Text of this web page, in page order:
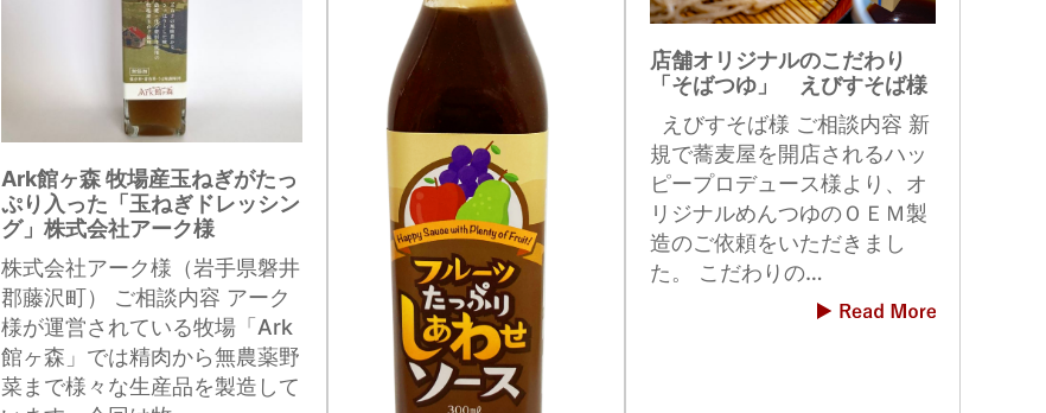
Ark館ヶ森 牧場産玉ねぎがたっ
ぷり入った「玉ねぎドレッシン
グ」株式会社アーク様
株式会社アーク様（岩手県磐井
郡藤沢町） ご相談内容 アーク
様が運営されている牧場「Ark
館ヶ森」では精肉から無農薬野
菜まで様々な生産品を製造して
店舗オリジナルのこだわり
「そばつゆ」 えびすそば様
えびすそば様 ご相談内容 新
規で蕎麦屋を開店されるハッ
ピープロデュース様より、オ
リジナルめんつゆのＯＥＭ製
造のご依頼をいただきまし
た。 こだわりの…